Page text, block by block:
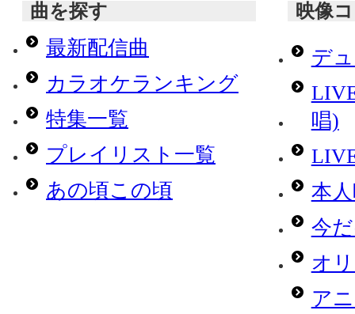
曲を探す
最新配信曲
カラオケランキング
特集一覧
プレイリスト一覧
あの頃この頃
映像
デ
唱)
本
今
オ
ア